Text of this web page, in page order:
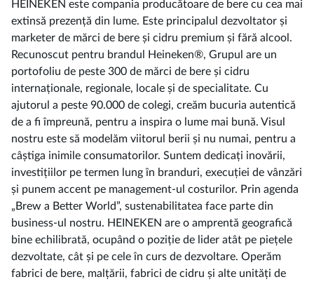
HEINEKEN este compania producătoare de bere cu cea mai
extinsă prezență din lume. Este principalul dezvoltator și
marketer de mărci de bere și cidru premium și fără alcool.
Recunoscut pentru brandul Heineken®, Grupul are un
portofoliu de peste 300 de mărci de bere și cidru
internaționale, regionale, locale și de specialitate. Cu
ajutorul a peste 90.000 de colegi, creăm bucuria autentică
de a fi împreună, pentru a inspira o lume mai bună. Visul
nostru este să modelăm viitorul berii și nu numai, pentru a
câștiga inimile consumatorilor. Suntem dedicați inovării,
investițiilor pe termen lung în branduri, execuției de vânzări
și punem accent pe management-ul costurilor. Prin agenda
„Brew a Better World”, sustenabilitatea face parte din
business-ul nostru. HEINEKEN are o amprentă geografică
bine echilibrată, ocupând o poziție de lider atât pe piețele
dezvoltate, cât și pe cele în curs de dezvoltare. Operăm
fabrici de bere, malțării, fabrici de cidru și alte unități de